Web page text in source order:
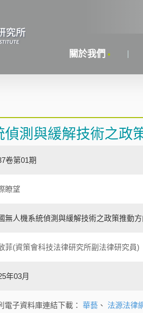
關於我們
測與緩解技術之政
卷第01期
瞭望
無人機系統偵測與緩解技術之政策推動方
菲(資策會科技法律研究所副法律研究員)
年03月
電子資料庫連結下載： 華藝 、 法源法律